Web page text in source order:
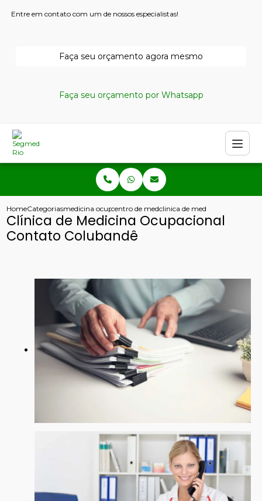
Entre em contato com um de nossos especialistas!
Faça seu orçamento agora mesmo
Faça seu orçamento por Whatsapp
HomeCategoriasmedicina ocupacionalcentro de medicina ocupacional
clinica de medicina
Clínica de Medicina Ocupacional
Contato Colubandê